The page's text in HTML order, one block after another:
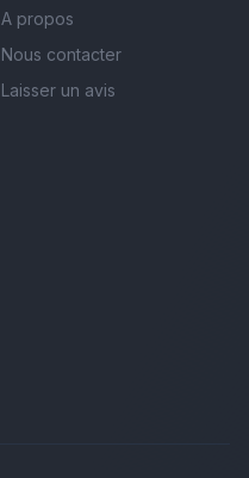
A propos
Nous contacter
Laisser un avis